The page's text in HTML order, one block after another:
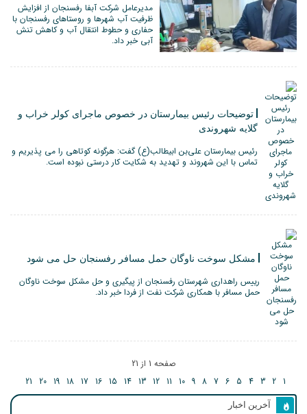
مدیرعامل شرکت آبفا رفسنجان از افزایش
ظرفیت آب شهرها و روستاهای رفسنجان با
حفاری و حطوط انتقال آب و کاهش تنش
آبی خبر داد.
توضیحات رئیس بیمارستان در خصوص ماجرای کولر خراب و
گلایه شهروندی
رئیس بیمارستان علی‌بن ابیطالب(ع) گفت: هرگونه کوتاهی را می پذیریم و
تماس با این شهروند و تهدید به شکایت کار درستی نبوده است.
مشکل سوخت ناوگان حمل مسافر رفسنجان حل می شود
رییس راهداری شهرستان رفسنجان از پیگیری و حل مشکل سوخت ناوگان
حمل مسافر با همکاری شرکت نفت از فردا خبر داد.
صفحه 1 از 21
1
2
3
4
5
6
7
8
9
10
11
12
13
14
15
16
17
18
19
20
21
آخرین اخبار